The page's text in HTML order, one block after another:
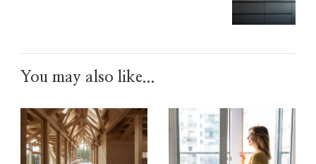
You may also like...